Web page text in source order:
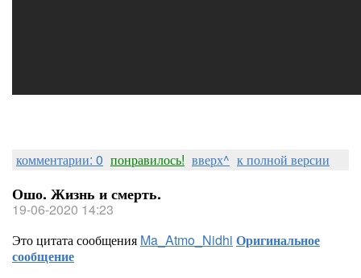
комментарии: 0 понравилось! вверх^ к полной версии
Ошо. Жизнь и смерть.
19-06-2020 14:23
Это цитата сообщения Ma_Atmo_Nidhi Оригинальное
сообщение